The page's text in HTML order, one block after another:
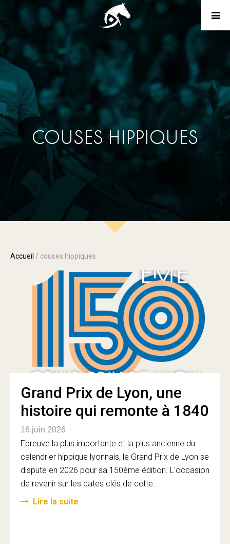
COUSES HIPPIQUES
Accueil / couses hippiques
Grand Prix de Lyon, une
histoire qui remonte à 1840
16 juin 2026
Epreuve la plus importante et la plus ancienne du
calendrier hippique lyonnais, le Grand Prix de Lyon se
dispute en 2026 pour sa 150ème édition. L'occasion
de revenir sur les dates clés de cette...
Lire la suite